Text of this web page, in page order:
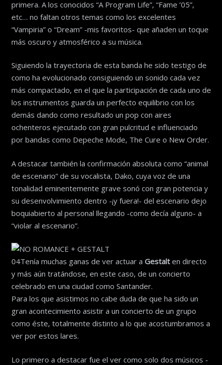
primera. A los conocidos “A Program Life”, “Fame ’05”,
etc… no faltan otros temas como los excelentes
“Vampiria” o “Dream” -mis favoritos- que añaden un toque
más oscuro y atmosférico a su música.
Siguiendo la trayectoria de esta banda he sido testigo de
como ha evolucionado consiguiendo un sonido cada vez
más compactado, en el que la participación de cada uno de
los instrumentos guarda un perfecto equilibrio con los
demás dando como resultado un pop con aires
ochenteros ejecutado con gran pulcritud e influenciado
por bandas como Depeche Mode, The Cure o New Order.
A destacar también la confirmación absoluta como “animal
de escenario” de su vocalista, Dako, cuya voz de una
tonalidad eminentemente grave sonó con gran potencia y
su desenvolvimiento dentro -¡y fuera!- del escenario dejo
boquiabierto al personal llegando -como decía alguno- a
“violar al escenario”.
04Tenía muchas ganas de ver actuar a Gestalten directo
y más aún tratándose, en este caso, de un concierto
celebrado en una ciudad como Santander.
Para los que asistimos no cabe duda de que ha sido un
gran acontecimiento asistir a un concierto de un grupo
como éste, totalmente distinto a lo que acostumbramos a
ver por estos lares.
Lo primero a destacar fue el ver como solo dos músicos -